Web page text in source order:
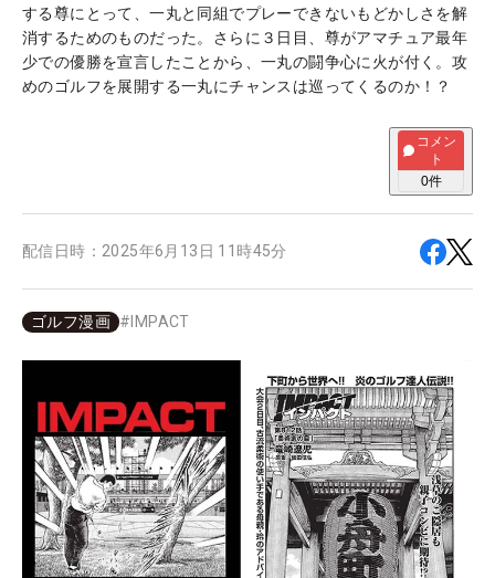
する尊にとって、一丸と同組でプレーできないもどかしさを解
消するためのものだった。さらに３日目、尊がアマチュア最年
少での優勝を宣言したことから、一丸の闘争心に火が付く。攻
めのゴルフを展開する一丸にチャンスは巡ってくるのか！？
コメン
ト
0件
配信日時： 2025年6月13日 11時45分
ゴルフ漫画 # IMPACT